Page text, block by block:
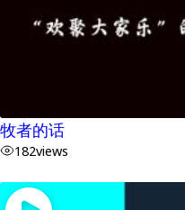
牧者的话
182views